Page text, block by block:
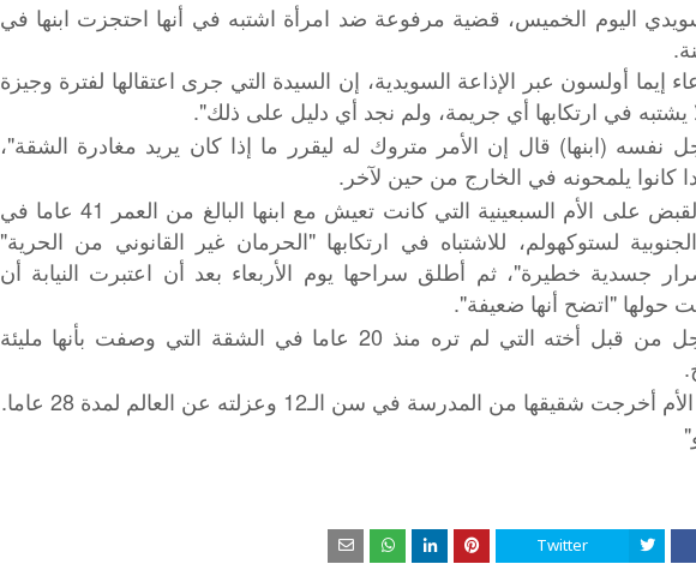
اليوم الخميس، قضية مرفوعة ضد امرأة اشتبه في أنها احتجزت ابنها في
إيما أولسون عبر الإذاعة السويدية، إن السيدة التي جرى اعتقالها لفترة وجيزة
في ارتكابها أي جريمة، ولم نجد أي دليل على ذلك".
نفسه (ابنها) قال إن الأمر متروك له ليقرر ما إذا كان يريد مغادرة الشقة"،
كانوا يلمحونه في الخارج من حين لآخر.
ويوم الاثنين، تم القبض على الأم السبعينية التي كانت تعيش مع ابنها البالغ من العمر 41 عاما في
لستوكهولم، للاشتباه في ارتكابها "الحرمان غير القانوني من الحرية"
جسدية خطيرة"، ثم أطلق سراحها يوم الأربعاء بعد أن اعتبرت النيابة أن
حولها "اتضح أنها ضعيفة".
وتم اكتشاف الرجل من قبل أخته التي لم تره منذ 20 عاما في الشقة التي وصفت بأنها مليئة
شقيقها من المدرسة في سن الـ12 وعزلته عن العالم لمدة 28 عاما.
"
Twitter